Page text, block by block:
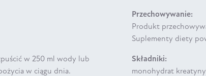
w 250 ml wody lub
w ciągu dnia.
Przechowywanie:
Produkt
Suplementy diety
Składniki:
monohydrat kreatyny